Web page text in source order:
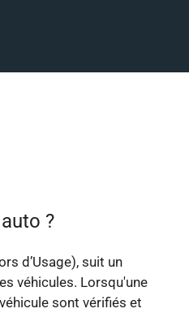
?
d’Usage), suit un
véhicules. Lorsqu'une
sont vérifiés et